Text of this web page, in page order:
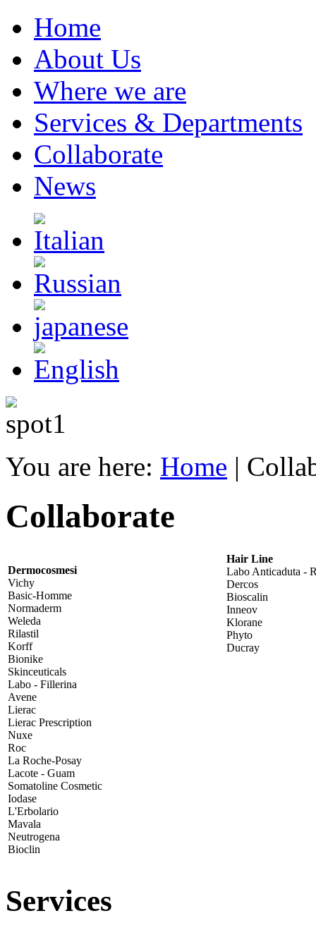
Home
About Us
Where we are
Services & Departments
Collaborate
News
You are here: Home |
Collaborate
Dermocosmesi
Vichy
Basic-Homme
Normaderm
Weleda
Rilastil
Korff
Bionike
Skinceuticals
Labo - Fillerina
Avene
Lierac
Lierac Prescription
Nuxe
Roc
La Roche-Posay
Lacote - Guam
Somatoline Cosmetic
Iodase
L'Erbolario
Mavala
Neutrogena
Bioclin
Hair Line
Labo Anticaduta -
Dercos
Bioscalin
Inneov
Klorane
Phyto
Ducray
Services